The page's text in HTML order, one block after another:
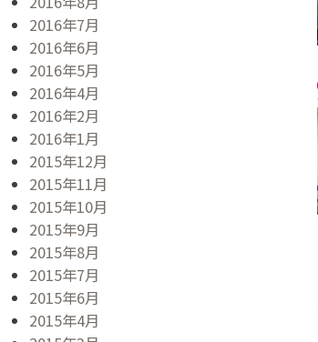
2016年7月
2016年6月
2016年5月
2016年4月
2016年2月
2016年1月
2015年12月
2015年11月
2015年10月
2015年9月
2015年8月
2015年7月
2015年6月
2015年4月